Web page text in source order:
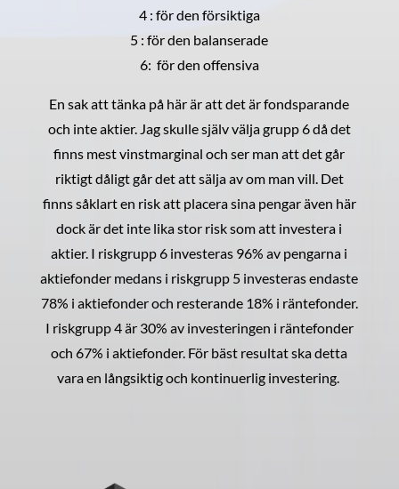
4 : för den försiktiga
5 : för den balanserade
6: för den offensiva
En sak att tänka på här är att det är fondsparande
och inte aktier. Jag skulle själv välja grupp 6 då det
finns mest vinstmarginal och ser man att det går
riktigt dåligt går det att sälja av om man vill. Det
finns såklart en risk att placera sina pengar även här
dock är det inte lika stor risk som att investera i
aktier. I riskgrupp 6 investeras 96% av pengarna i
aktiefonder medans i riskgrupp 5 investeras endaste
78% i aktiefonder och resterande 18% i räntefonder.
I riskgrupp 4 är 30% av investeringen i räntefonder
och 67% i aktiefonder. För bäst resultat ska detta
vara en långsiktig och kontinuerlig investering.